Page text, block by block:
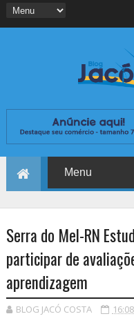
Serra do Mel-RN
participar de
aprendizagem
BLOG JACÓ COSTA